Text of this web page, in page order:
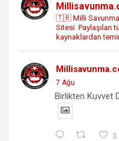
🇹🇷 Milli Savunma
Sitesi. Paylaşılan
kaynaklardan
7 Ağu
Birlikten Kuvvet
3